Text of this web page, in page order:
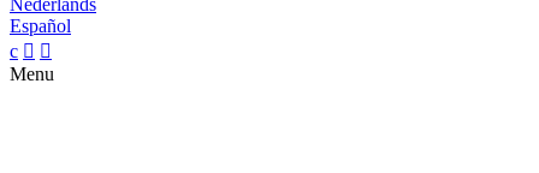
Nederlands
Español
c  
Menu